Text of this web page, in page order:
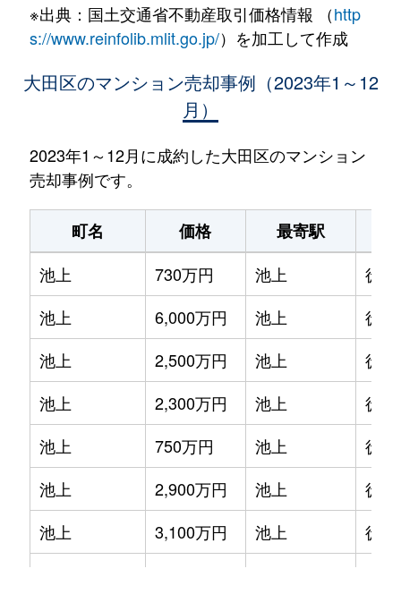
※出典：国土交通省不動産取引価格情報 （http
s://www.reinfolib.mlit.go.jp/）を加工して作成
大田区のマンション売却事例（2023年1～12
月）
2023年1～12月に成約した大田区のマンション
売却事例です。
町名 価格 最寄駅
池上
730万円 池上
徒
池上
6,000万円 池上
徒
池上
2,500万円 池上
徒
池上
2,300万円 池上
徒
池上
750万円 池上
徒
池上
2,900万円 池上
徒
池上
3,100万円 池上
徒